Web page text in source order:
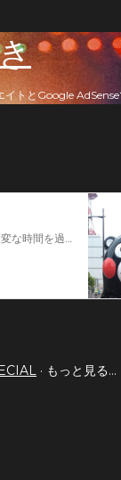
トとGoogle AdSense
今回の熊本を震源とする地震で被災された皆さままだまだ余震も続き大変な時間を過ごされていると思います。心よりお見舞い申し上げます
もっと見る…